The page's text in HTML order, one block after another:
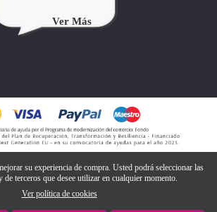
Ver Más
su experiencia de compra. Usted podrá seleccionar las
de terceros que desee utilizar en cualquier momento.
Ver política de cookies